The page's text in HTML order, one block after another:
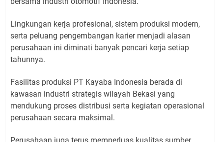
Lingkungan kerja profesional, sistem produksi modern,
serta peluang pengembangan karier menjadi alasan
perusahaan ini diminati banyak pencari kerja setiap
tahunnya.
Fasilitas produksi PT Kayaba Indonesia berada di
kawasan industri strategis wilayah Bekasi yang
mendukung proses distribusi serta kegiatan operasional
perusahaan secara maksimal.
Perusahaan juga terus memperluas kualitas sumber